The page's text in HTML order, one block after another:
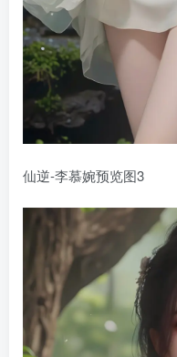
仙逆-李慕婉预览图3